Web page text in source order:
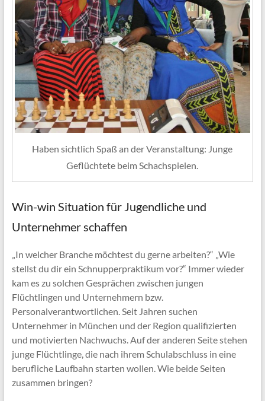
Haben sichtlich Spaß an der Veranstaltung: Junge
Geflüchtete beim Schachspielen.
Win-win Situation für Jugendliche und
Unternehmer schaffen
„In welcher Branche möchtest du gerne arbeiten?“ „Wie
stellst du dir ein Schnupperpraktikum vor?“ Immer wieder
kam es zu solchen Gesprächen zwischen jungen
Flüchtlingen und Unternehmern bzw.
Personalverantwortlichen. Seit Jahren suchen
Unternehmer in München und der Region qualifizierten
und motivierten Nachwuchs. Auf der anderen Seite stehen
junge Flüchtlinge, die nach ihrem Schulabschluss in eine
berufliche Laufbahn starten wollen. Wie beide Seiten
zusammen bringen?